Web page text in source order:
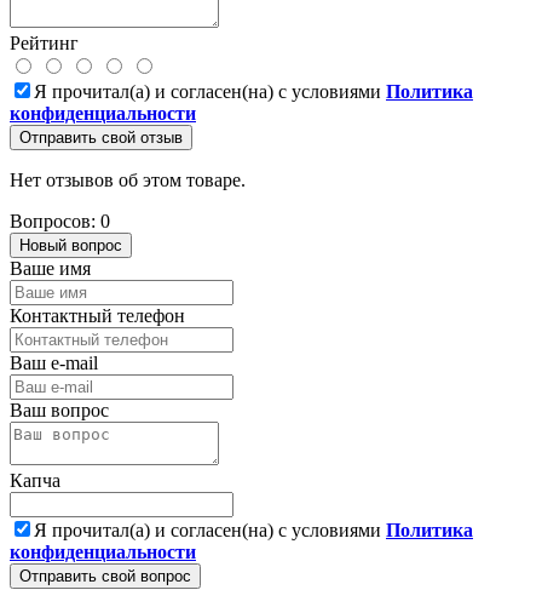
Рейтинг
Я прочитал(а) и согласен(на) с условиями Политика
конфиденциальности
Отправить свой отзыв
Нет отзывов об этом товаре.
Вопросов: 0
Новый вопрос
Ваше имя
Контактный телефон
Ваш e-mail
Ваш вопрос
Капча
Я прочитал(а) и согласен(на) с условиями Политика
конфиденциальности
Отправить свой вопрос